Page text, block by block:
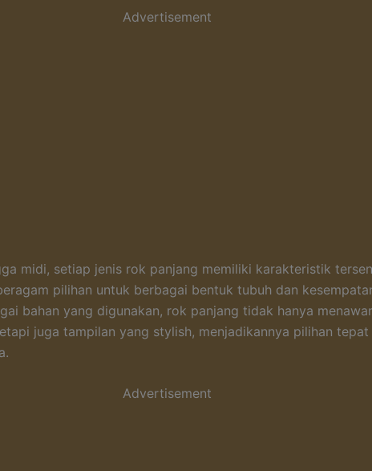
Advertisement
midi, setiap jenis rok panjang memiliki karakteristik
pilihan untuk berbagai bentuk tubuh dan
bahan yang digunakan, rok panjang tidak hanya
juga tampilan yang stylish, menjadikannya pilihan tepat
Advertisement